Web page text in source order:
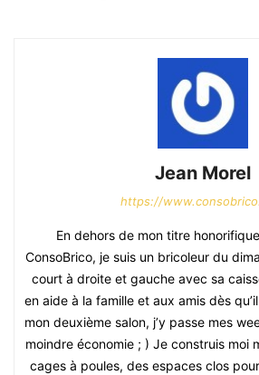
Jean Morel
https://
En dehors de mon titre honorifique
ConsoBrico, je suis un bricoleur du
court à droite et gauche avec sa
en aide à la famille et aux amis dès
mon deuxième salon, j’y passe mes
moindre économie ; ) Je construis moi
cages à poules, des espaces clos